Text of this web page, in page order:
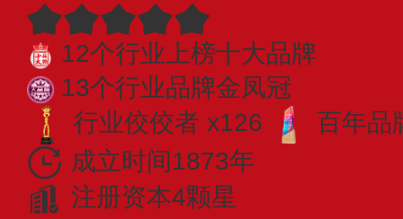
12个行业上榜十大品牌
13个行业品牌金凤冠
行业佼佼者 x126
百年品
成立时间1873年
注册资本4颗星